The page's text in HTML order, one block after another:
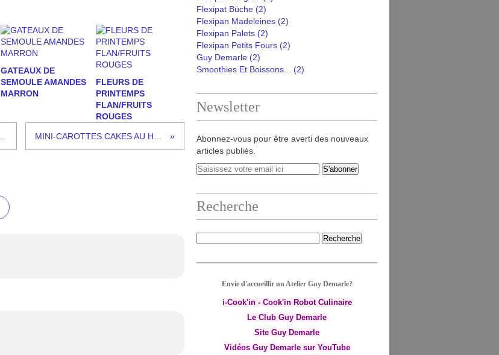
GATEAUX DE
SEMOULE AMANDES
MARRON
FLEURS DE
PRINTEMPS
FLAN/FRUITS
ROUGES
Flexipat Büche (2)
Flexipan Madeleines (2)
Flexipan Palets (2)
Flexipan Petits Fours (2)
Guy Demarle (2)
Smoothies Et Boissons...
(2)
Newsletter
Abonnez-vous pour être averti des nouveaux
articles publiés.
Recherche
Envie d'accueillir un Atelier Guy Demarle?
i-Cook'in - Cook'in Robot Culinaire
Le Club Guy Demarle
Site Guy Demarle
Vidéos Guy Demarle sur YouTube